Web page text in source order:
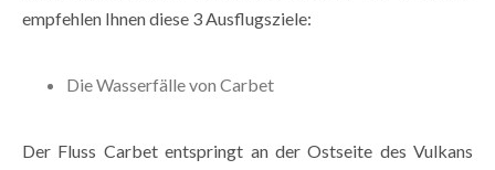
empfehlen Ihnen diese 3 Ausflugsziele:
Die Wasserfälle von Carbet
Der Fluss Carbet entspringt an der Ostseite des Vulkans